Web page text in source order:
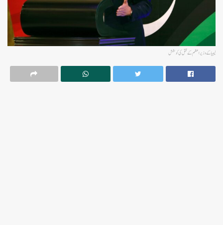
لیبیا کے وزیر اعظم کے قتل کی کوشش